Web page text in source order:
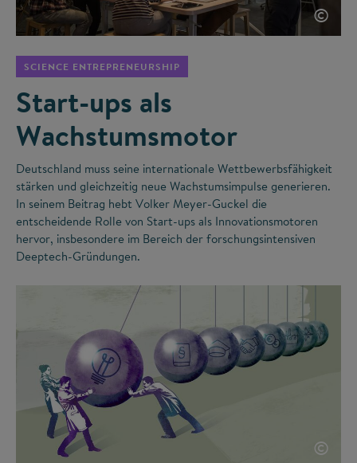
©
SCIENCE ENTREPRENEURSHIP
Start-ups als
Wachstumsmotor
Deutschland muss seine internationale Wettbewerbsfähigkeit
stärken und gleichzeitig neue Wachstumsimpulse generieren.
In seinem Beitrag hebt Volker Meyer-Guckel die
entscheidende Rolle von Start-ups als Innovationsmotoren
hervor, insbesondere im Bereich der forschungsintensiven
Deeptech-Gründungen.
©